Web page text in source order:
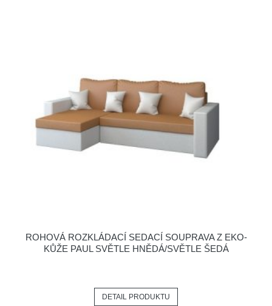
ROHOVÁ ROZKLÁDACÍ SEDACÍ SOUPRAVA Z EKO-
KŮŽE PAUL SVĚTLE HNĚDÁ/SVĚTLE ŠEDÁ
DETAIL PRODUKTU